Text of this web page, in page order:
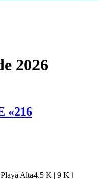
2026
«216
Alta4.5 K | 9 K ℹ️